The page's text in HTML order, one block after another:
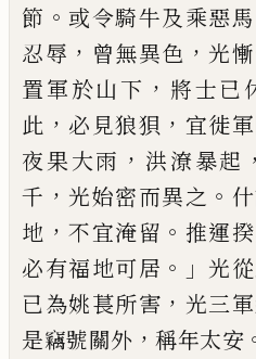
節 。 或令騎牛及乘惡馬
忍辱 ， 曾無異色 ， 光
置軍於山下 ， 將士已
此 ， 必見狼狽 ， 宜徙
夜果大雨 ， 洪潦暴起 ，
千 ， 光始密而異之 。
地 ，不宜淹留 。 推運
必有福地可居 。」 光
已為姚萇所害 ， 光三
是竊號關外 ， 稱年太安